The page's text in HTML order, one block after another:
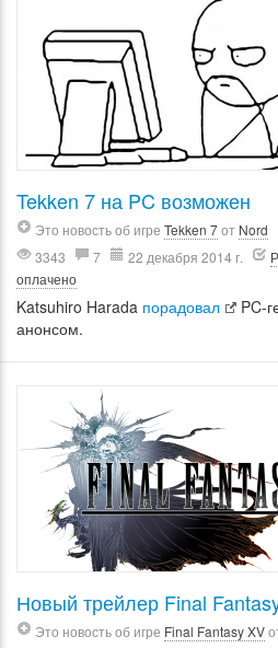
Tekken 7 на PC возможен
Это новость об игре Tekken 7от Nord
3343
7 22 декабря 2014 г.
оплачено
Katsuhiro Harada порадовал
PC-
анонсом.
Новый трейлер Final
Это новость об игре Final Fantasy XV